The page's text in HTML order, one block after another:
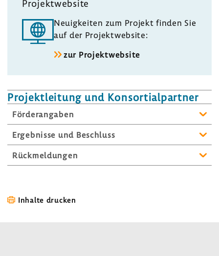
Projekt­web­site
Neuig­keiten zum Projekt finden Sie
auf der Projekt­web­site:
zur Projekt­web­site
Projekt­lei­tung und Konsor­ti­al­partner
Förder­an­gaben
Ergeb­nisse und Beschluss
Rück­mel­dungen
Inhalte drucken